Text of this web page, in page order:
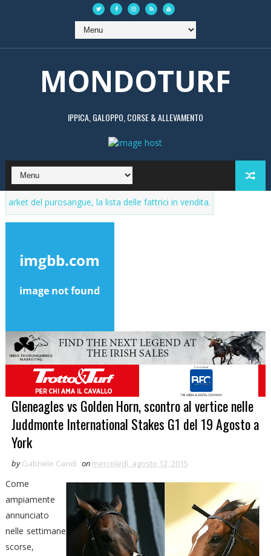
MONDOTURF
IPPICA, GALOPPO, CORSE & ALLEVAMENTO
purosangue, la lista delle fattrici in vendita. Aggiornamenti continui
Gleneagles vs Golden Horn, scontro al vertice nelle
Juddmonte International Stakes G1 del 19 Agosto a
York
by Gabriele Candi on mercoledì, agosto 12, 2015
Come
ampiamente
annunciato
nelle settimane
scorse,